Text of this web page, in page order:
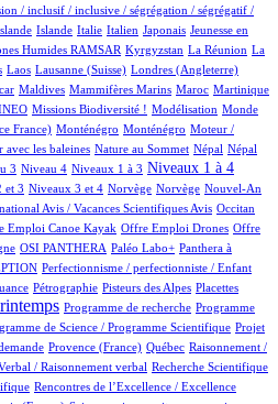
/ inclusif / inclusive / ségrégation / ségrégatif /
Islande Italie Italien Japonais Jeunesse en
Humides RAMSAR Kyrgyzstan La Réunion La
Laos Lausanne (Suisse) Londres (Angleterre)
Maldives Mammifères Marins Maroc Martinique
Missions Biodiversité ! Modélisation Monde
France) Monténégro Monténégro Moteur /
avec les baleines Nature au Sommet Népal Népal
3 Niveau 4 Niveaux 1 à 3 Niveaux 1 à 4
et 3 Niveaux 3 et 4 Norvège Norvège Nouvel-An
Avis / Vacances Scientifiques Avis Occitan
Emploi Canoe Kayak Offre Emploi Drones Offre
OSI PANTHERA Paléo Labo+ Panthera à
Perfectionnisme / perfectionniste / Enfant
Pétrographie Pisteurs des Alpes Placettes
Programme de recherche Programme
de Science / Programme Scientifique Projet
Provence (France) Québec Raisonnement /
/ Raisonnement verbal Recherche Scientifique
Rencontres de l’Excellence / Excellence